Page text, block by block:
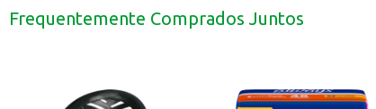
Ideal para presentear, proporcionando um momento de cuidado pessoal.
Frequentemente Comprados Juntos